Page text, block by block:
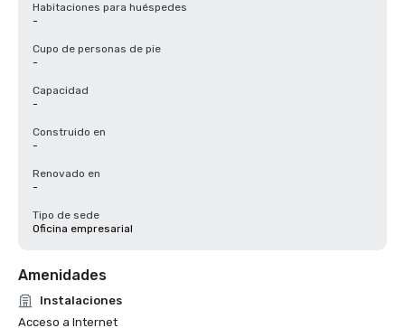
Habitaciones para huéspedes
-
Cupo de personas de pie
-
Capacidad
-
Construido en
-
Renovado en
-
Tipo de sede
Oficina empresarial
Amenidades
Instalaciones
Acceso a Internet